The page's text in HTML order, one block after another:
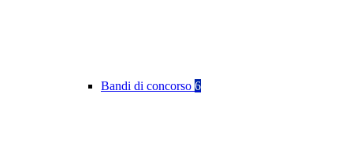
Bandi di concorso 6